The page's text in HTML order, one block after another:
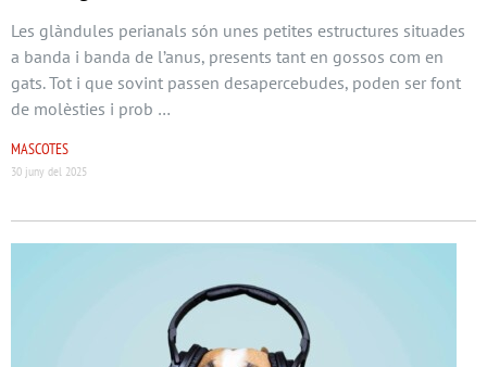
Les glàndules perianals són unes petites estructures situades
a banda i banda de l’anus, presents tant en gossos com en
gats. Tot i que sovint passen desapercebudes, poden ser font
de molèsties i prob …
MASCOTES
30 juny del 2025